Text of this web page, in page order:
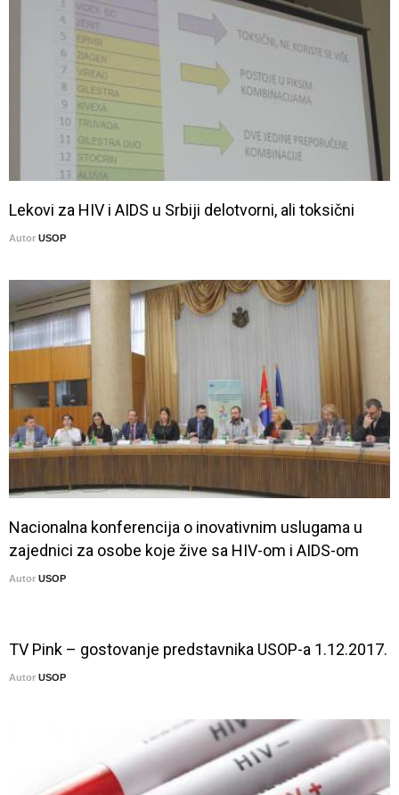
Lekovi za HIV i AIDS u Srbiji delotvorni, ali toksični
Autor USOP
Nacionalna konferencija o inovativnim uslugama u
zajednici za osobe koje žive sa HIV-om i AIDS-om
Autor USOP
TV Pink – gostovanje predstavnika USOP-a 1.12.2017.
Autor USOP